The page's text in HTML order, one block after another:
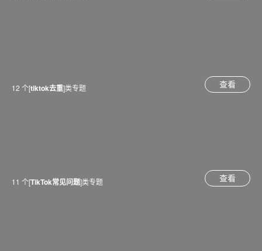
12 个[tiktok去重]类专题 查看
11 个[TikTok常见问题]类专题 查看